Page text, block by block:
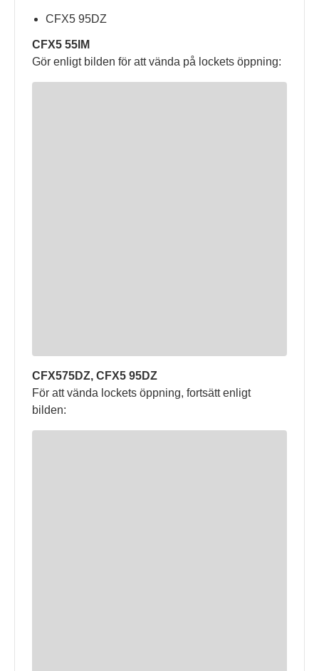
CFX5 95DZ
CFX5 55IM
Gör enligt bilden för att vända på lockets öppning:
CFX575DZ, CFX5 95DZ
För att vända lockets öppning, fortsätt enligt
bilden: